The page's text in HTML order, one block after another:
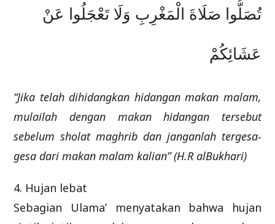
تُصَلُّوا صَلَاةَ الْمَغْرِبِ وَلَا تَعْجَلُوا عَنْ
عَشَائِكُمْ
“Jika telah dihidangkan hidangan makan malam,
mulailah dengan makan hidangan tersebut
sebelum sholat maghrib dan janganlah tergesa-
gesa dari makan malam kalian” (H.R alBukhari)
4. Hujan lebat
Sebagian Ulama’ menyatakan bahwa hujan